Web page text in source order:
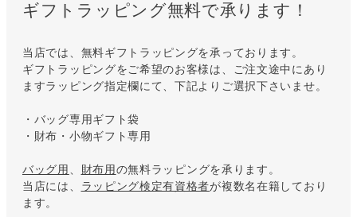
ギフトラッピング無料で承ります！
当店では、無料ギフトラッピングを承っております。
ギフトラッピングをご希望のお客様は、ご注文途中にあり
ますラッピング指定欄にて、下記よりご選択下さいませ。
・バッグ専用ギフト袋
・財布・小物ギフト専用
バッグ用 財布用の無料ラッピングを承ります。
当店には、 ラッピング検定有資格者が複数名在籍しており
ます。